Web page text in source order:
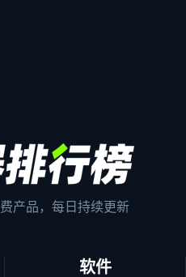
产品，每日持续更新
软件